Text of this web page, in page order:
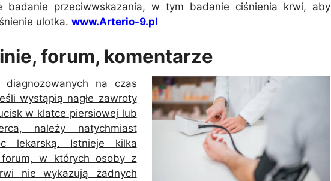
badanie przeciwwskazania, w tym badanie ciśnienia krwi, aby
ulotka. www.Arterio-9.pl
forum, komentarze
na czas
wystąpią nagłe zawroty
w klatce piersiowej lub
należy natychmiast
lekarską. Istnieje kilka
w których osoby z
nie wykazują żadnych